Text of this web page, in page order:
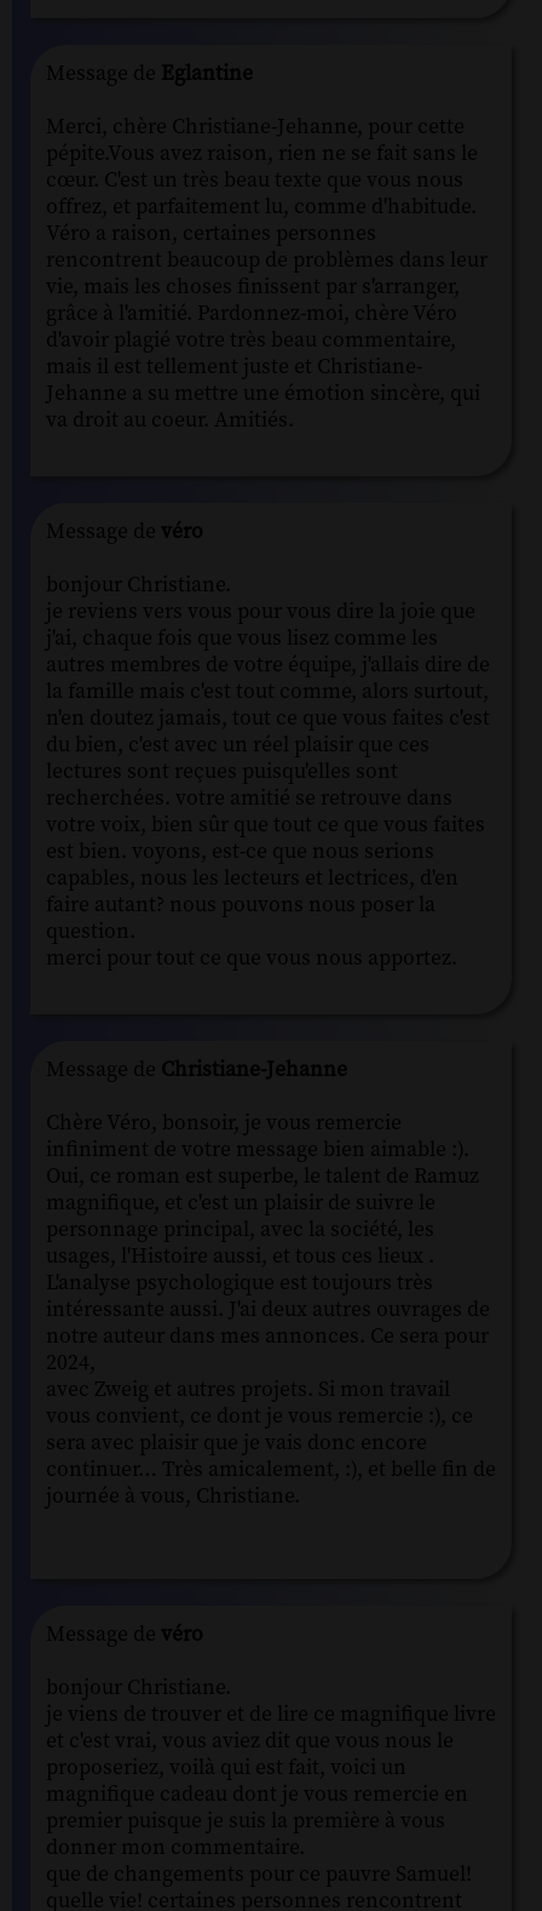
Message de Eglantine
Merci, chère Christiane-Jehanne, pour cette
pépite.Vous avez raison, rien ne se fait sans le
cœur. C'est un très beau texte que vous nous
offrez, et parfaitement lu, comme d'habitude.
Véro a raison, certaines personnes
rencontrent beaucoup de problèmes dans leur
vie, mais les choses finissent par s'arranger,
grâce à l'amitié. Pardonnez-moi, chère Véro
d'avoir plagié votre très beau commentaire,
mais il est tellement juste et Christiane-
Jehanne a su mettre une émotion sincère, qui
va droit au coeur. Amitiés.
Message de véro
bonjour Christiane.
je reviens vers vous pour vous dire la joie que
j'ai, chaque fois que vous lisez comme les
autres membres de votre équipe, j'allais dire de
la famille mais c'est tout comme, alors surtout,
n'en doutez jamais, tout ce que vous faites c'est
du bien, c'est avec un réel plaisir que ces
lectures sont reçues puisqu'elles sont
recherchées. votre amitié se retrouve dans
votre voix, bien sûr que tout ce que vous faites
est bien. voyons, est-ce que nous serions
capables, nous les lecteurs et lectrices, d'en
faire autant? nous pouvons nous poser la
question.
merci pour tout ce que vous nous apportez.
Message de Christiane-Jehanne
Chère Véro, bonsoir, je vous remercie
infiniment de votre message bien aimable :).
Oui, ce roman est superbe, le talent de Ramuz
magnifique, et c'est un plaisir de suivre le
personnage principal, avec la société, les
usages, l'Histoire aussi, et tous ces lieux .
L'analyse psychologique est toujours très
intéressante aussi. J'ai deux autres ouvrages de
notre auteur dans mes annonces. Ce sera pour
2024,
avec Zweig et autres projets. Si mon travail
vous convient, ce dont je vous remercie :), ce
sera avec plaisir que je vais donc encore
continuer… Très amicalement, :), et belle fin de
journée à vous, Christiane.
Message de véro
bonjour Christiane.
je viens de trouver et de lire ce magnifique livre
et c'est vrai, vous aviez dit que vous nous le
proposeriez, voilà qui est fait, voici un
magnifique cadeau dont je vous remercie en
premier puisque je suis la première à vous
donner mon commentaire.
que de changements pour ce pauvre Samuel!
quelle vie! certaines personnes rencontrent